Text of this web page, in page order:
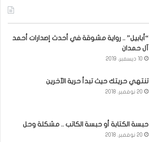
“أبابيل” .. رواية مشوقة في أحدث إصدارات أحمد
آل حمدان
10 ديسمبر، 2019
تنتهي حريتك حيث تبدأ حرية الآخرين
20 نوفمبر، 2018
حبسة الكتابة أو حبسة الكاتب .. مشكلة وحل
20 نوفمبر، 2018